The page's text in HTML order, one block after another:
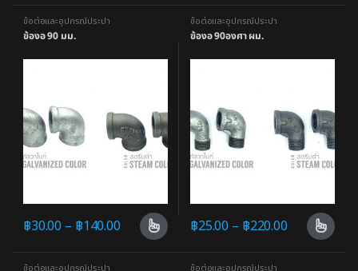
ข้อต่อและอุปกรณ์ประปา
ข้องอ 90 มม.
฿30.00 – ฿140.00
ข้อต่อและอุปกรณ์ประปา
ข้องอ 90องศา ผม.
฿25.00 – ฿220.00